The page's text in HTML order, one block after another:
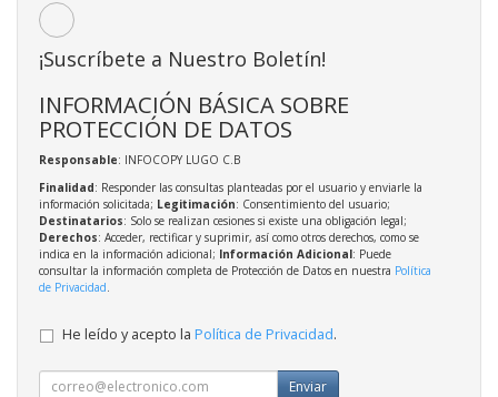
¡Suscríbete a Nuestro Boletín!
INFORMACIÓN BÁSICA SOBRE
PROTECCIÓN DE DATOS
Responsable: INFOCOPY LUGO C.B
Finalidad: Responder las consultas planteadas por el usuario y enviarle la
información solicitada; Legitimación: Consentimiento del usuario;
Destinatarios: Solo se realizan cesiones si existe una obligación legal;
Derechos: Acceder, rectificar y suprimir, así como otros derechos, como se
indica en la información adicional; Información Adicional: Puede
consultar la información completa de Protección de Datos en nuestra Política
de Privacidad
He leído y acepto la Política de Privacidad.
Enviar